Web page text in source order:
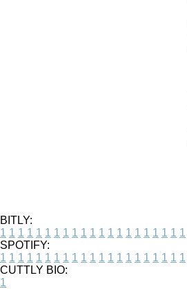
BITLY:
1 1 1 1 1 1 1 1 1 1 1 1 1 1 1 1 1 1 1 1 1
SPOTIFY:
1 1 1 1 1 1 1 1 1 1 1 1 1 1 1 1 1 1 1 1 1
CUTTLY BIO:
1